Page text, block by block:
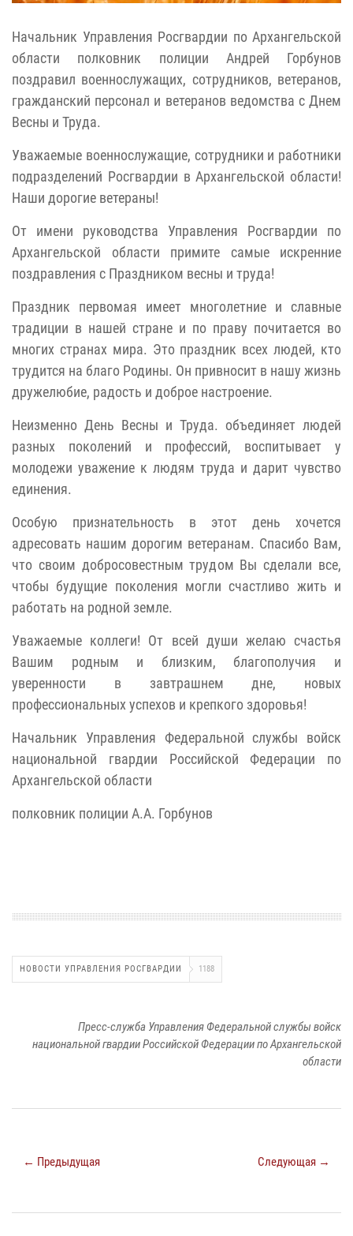
Начальник Управления Росгвардии по Архангельской
области полковник полиции Андрей Горбунов
поздравил военнослужащих, сотрудников, ветеранов,
гражданский персонал и ветеранов ведомства с Днем
Весны и Труда.
Уважаемые военнослужащие, сотрудники и работники
подразделений Росгвардии в Архангельской области!
Наши дорогие ветераны!
От имени руководства Управления Росгвардии по
Архангельской области примите самые искренние
поздравления с Праздником весны и труда!
Праздник первомая имеет многолетние и славные
традиции в нашей стране и по праву почитается во
многих странах мира. Это праздник всех людей, кто
трудится на благо Родины. Он привносит в нашу жизнь
дружелюбие, радость и доброе настроение.
Неизменно День Весны и Труда. объединяет людей
разных поколений и профессий, воспитывает у
молодежи уважение к людям труда и дарит чувство
единения.
Особую признательность в этот день хочется
адресовать нашим дорогим ветеранам. Спасибо Вам,
что своим добросовестным трудом Вы сделали все,
чтобы будущие поколения могли счастливо жить и
работать на родной земле.
Уважаемые коллеги! От всей души желаю счастья
Вашим родным и близким, благополучия и
уверенности в завтрашнем дне, новых
профессиональных успехов и крепкого здоровья!
Начальник Управления Федеральной службы войск
национальной гвардии Российской Федерации по
Архангельской области
полковник полиции А.А. Горбунов
НОВОСТИ УПРАВЛЕНИЯ РОСГВАРДИИ 1188
Пресс-служба Управления Федеральной службы войск
национальной гвардии Российской Федерации по Архангельской
области
← Предыдущая Следующая →